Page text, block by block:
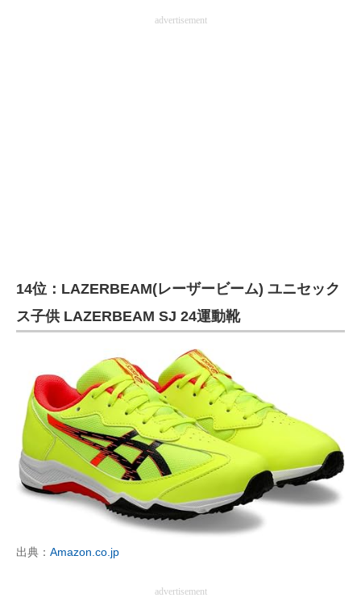
エネルギーの専門メディア
建設×テクノロジーの最前線
ちょっと気になるネットの話題
advertisement
14位：LAZERBEAM(レーザービーム) ユニセック
ス子供 LAZERBEAM SJ 24運動靴
出典： Amazon.co.jp
advertisement